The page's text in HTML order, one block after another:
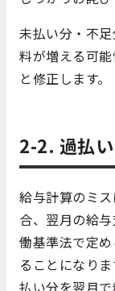
未払い分・不
料が増える可
と修正します。
2-2. 過払
給与計算のミ
合、翌月の給
働基準法で定
ることになり
払い分を翌月